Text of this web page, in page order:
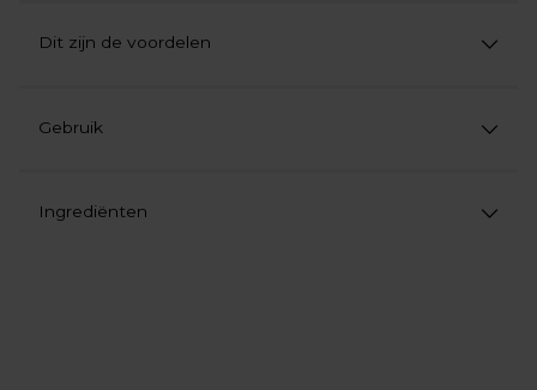
Dit zijn de voordelen
Gebruik
Ingrediënten